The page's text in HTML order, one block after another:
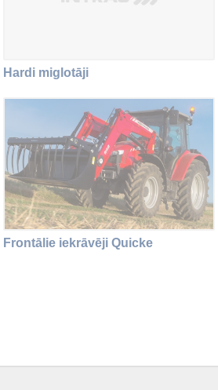
Hardi miglotāji
Frontālie iekrāvēji Quicke